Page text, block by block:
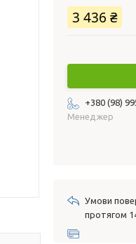
3 436 ₴
+380 (98)
Менеджер
протягом